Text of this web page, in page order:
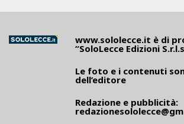
www.sololecce.it è di
“SoloLecce Edizioni
Le foto e i contenuti
dell’editore
Redazione e pubblicità: